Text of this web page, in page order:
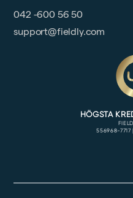
042 -600 56 50
support@fieldly.com